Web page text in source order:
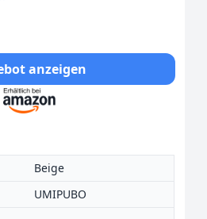
anzeigen
Beige
UMIPUBO